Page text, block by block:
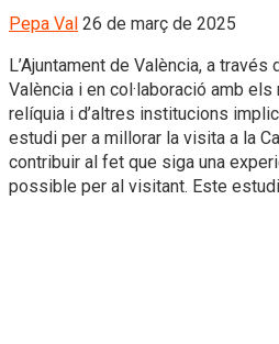
Pepa Val 26 de març de 2025
L’Ajuntament de València, a
València i en col·laboració amb
relíquia i d’altres institucions
estudi per a millorar la visita a la
contribuir al fet que siga una
possible per al visitant. Este